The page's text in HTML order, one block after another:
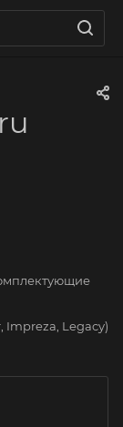
Impreza, Legacy)